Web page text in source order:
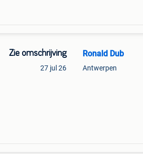
Zie omschrijving
27 jul 26
Ronald Dub
Antwerpen